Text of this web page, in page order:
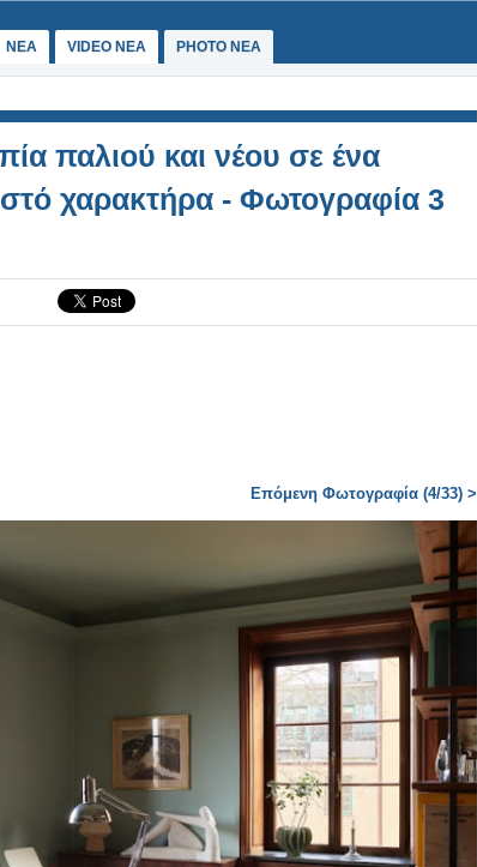
ΝΕΑ VIDEO NEA PHOTO NEA
παλιού και νέου σε ένα
χαρακτήρα - Φωτογραφία 3
Επόμενη Φωτογραφία (4/33) >